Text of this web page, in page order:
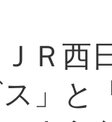
Ｒ西
ス」